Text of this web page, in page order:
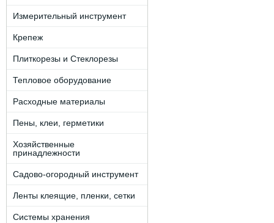
Измерительный инструмент
Крепеж
Плиткорезы и Стеклорезы
Тепловое оборудование
Расходные материалы
Пены, клеи, герметики
Хозяйственные
принадлежности
Садово-огородный инструмент
Ленты клеящие, пленки, сетки
Системы хранения